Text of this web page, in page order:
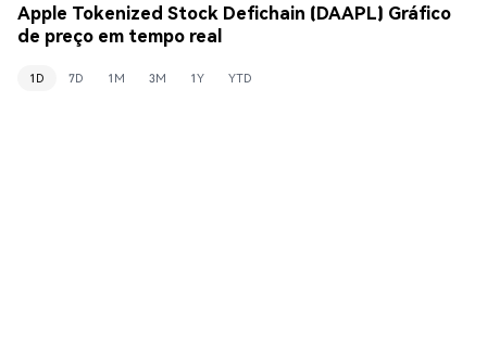
Apple Tokenized Stock Defichain (DAAPL) Gráfico
de preço em tempo real
1D 7D 1M 3M 1Y YTD